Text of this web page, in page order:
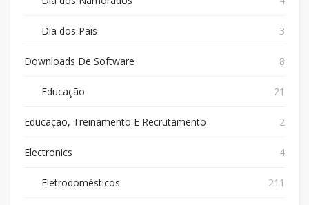
Dia dos Pais 3
Downloads De Software 8
Educação 21
Educação, Treinamento E Recrutamento 2
Electronics 4
Eletrodomésticos 211